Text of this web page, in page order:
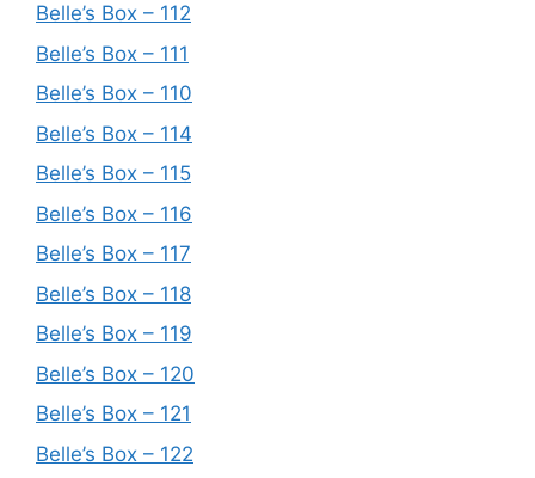
Belle’s Box – 112
Belle’s Box – 111
Belle’s Box – 110
Belle’s Box – 114
Belle’s Box – 115
Belle’s Box – 116
Belle’s Box – 117
Belle’s Box – 118
Belle’s Box – 119
Belle’s Box – 120
Belle’s Box – 121
Belle’s Box – 122